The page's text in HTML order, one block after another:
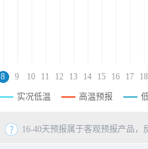
8 9 10 11 12 13 14 15 16 17 18
实况低温 高温预报
16-40天预报属于客观预报产品